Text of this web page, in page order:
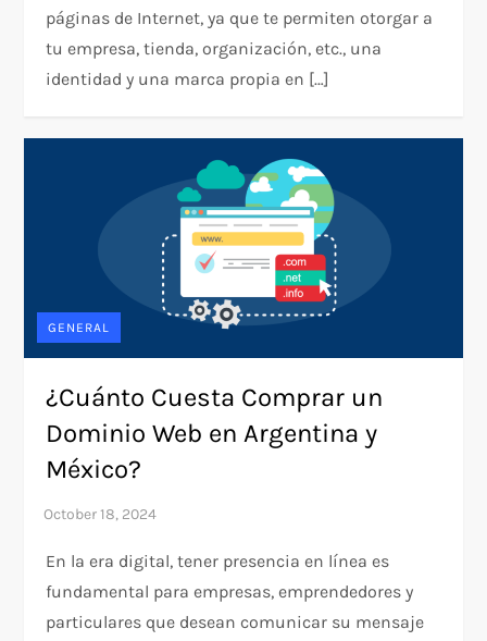
páginas de Internet, ya que te permiten otorgar a
tu empresa, tienda, organización, etc., una
identidad y una marca propia en […]
GENERAL
¿Cuánto Cuesta Comprar un
Dominio Web en Argentina y
México?
En la era digital, tener presencia en línea es
fundamental para empresas, emprendedores y
particulares que desean comunicar su mensaje